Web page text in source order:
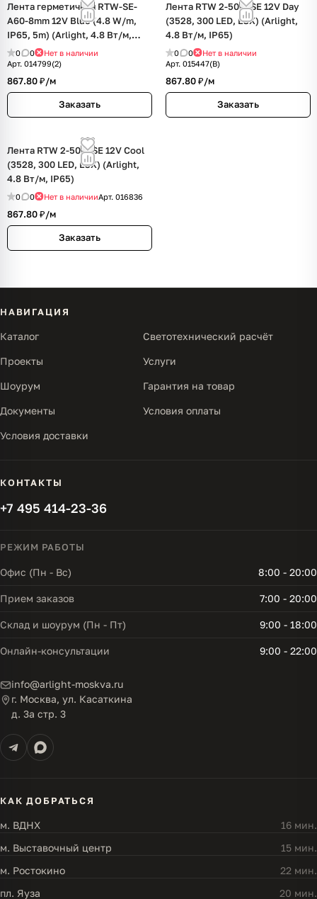
Лента герметичная RTW-SE-
A60-8mm 12V Blue (4.8 W/m,
IP65, 5m) (Arlight, 4.8 Вт/м,
IP65)
0 0
Нет в наличии
Арт. 014799(2)
867.80 ₽/м
Заказать
Лента RTW 2-5000SE 12V Day
(3528, 300 LED, LUX) (Arlight,
4.8 Вт/м, IP65)
0 0
Нет в наличии
Арт. 015447(B)
867.80 ₽/м
Заказать
Лента RTW 2-5000SE 12V Cool
(3528, 300 LED, LUX) (Arlight,
4.8 Вт/м, IP65)
0 0 Нет в наличииАрт. 016836
867.80 ₽/м
Заказать
НАВИГАЦИЯ
Каталог Светотехнический расчёт
Проекты Услуги
Шоурум Гарантия на товар
Документы Условия оплаты
Условия доставки
КОНТАКТЫ
+7 495 414-23-36
РЕЖИМ РАБОТЫ
Офис (Пн - Вс) 8:00 - 20:00
Прием заказов 7:00 - 20:00
Склад и шоурум (Пн - Пт) 9:00 - 18:00
Онлайн-консультации 9:00 - 22:00
info@arlight-moskva.ru
г. Москва, ул. Касаткина
д. 3а стр. 3
КАК ДОБРАТЬСЯ
м. ВДНХ
16 мин.
м. Выставочный центр
15 мин.
м. Ростокино
22 мин.
пл. Яуза
20 мин.